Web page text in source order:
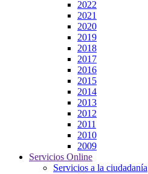
2022
2021
2020
2019
2018
2017
2016
2015
2014
2013
2012
2011
2010
2009
Servicios Online
Servicios a la ciudadanía